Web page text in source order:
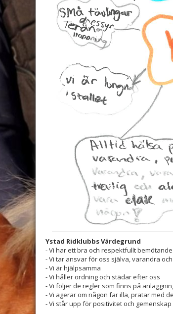
Ystad Ridklubbs Värdegrund
- Vi har ett bra och respektfullt
- Vi tar ansvar för oss själva, varandra
- Vi är hjälpsamma
- Vi håller ordning och städar efter oss
- Vi följer de regler som finns på
- Vi agerar om någon far illa, pratar med
- Vi står upp för positivitet och gemenskap